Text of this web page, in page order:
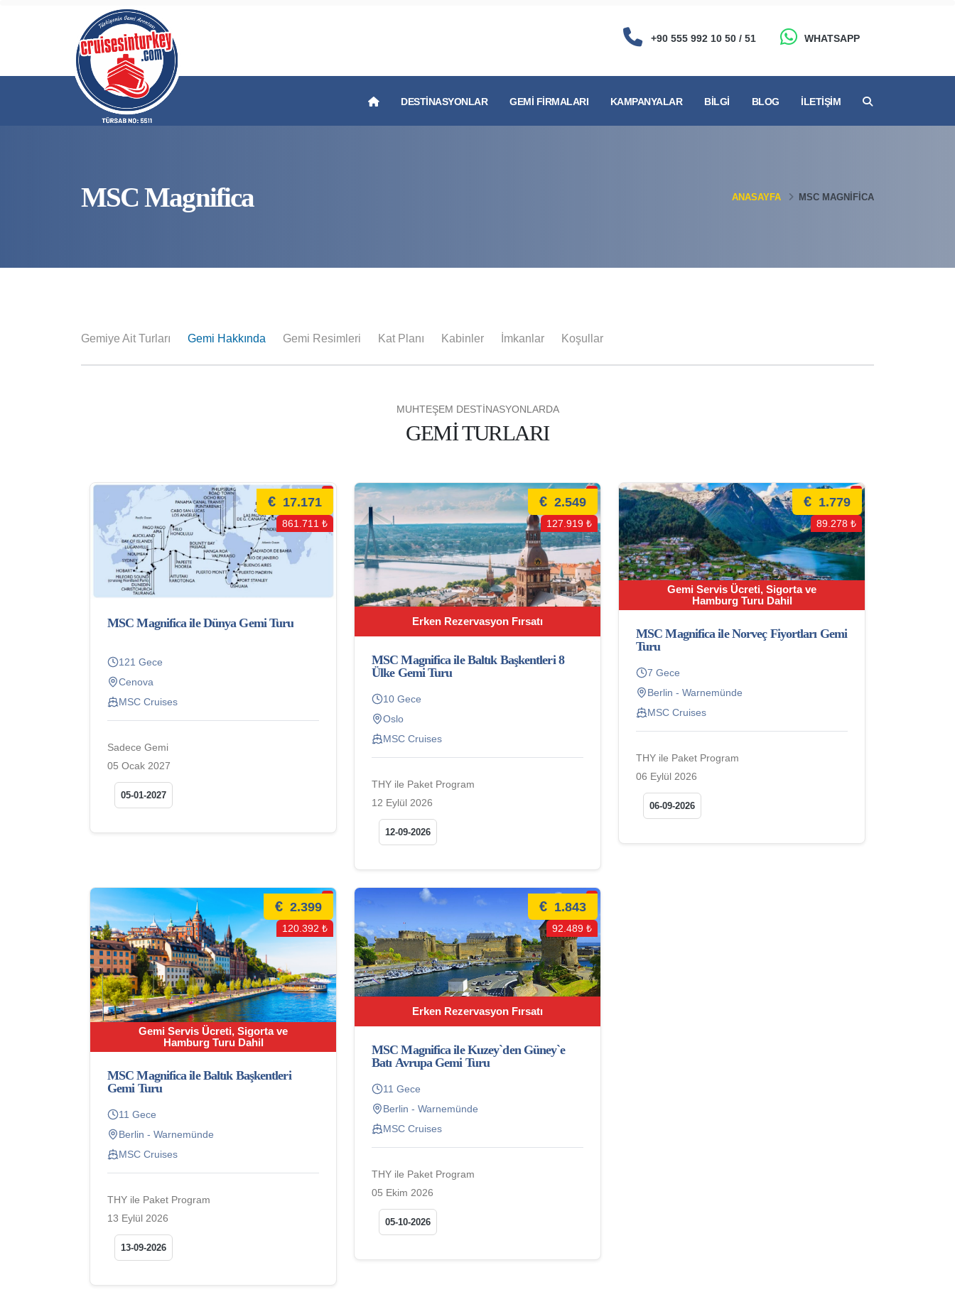
+90 555 992 10 50 / 51 WHATSAPP
DESTINASYONLAR GEMI FIRMALARI KAMPANYALAR BILGI BLOG İLETIŞIM
MSC Magnifica ANASAYFA MSC MAGNIFICA
Gemiye Ait Turları Gemi Hakkında Gemi Resimleri Kat Planı Kabinler İmkanlar Koşullar
MUHTEŞEM DESTİNASYONLARDA
GEMİ TURLARI
€ 17.171
861.711 ₺
MSC Magnifica ile Dünya Gemi Turu
121 Gece
Cenova
MSC Cruises
Sadece Gemi
05 Ocak 2027
05-01-2027
Erken Rezervasyon Fırsatı
€ 2.549
127.919 ₺
MSC Magnifica ile Baltık Başkentleri 8
Ülke Gemi Turu
10 Gece
Oslo
MSC Cruises
THY ile Paket Program
12 Eylül 2026
12-09-2026
Gemi Servis Ücreti, Sigorta ve
Hamburg Turu Dahil
€ 1.779
89.278 ₺
MSC Magnifica ile Norveç Fiyortları Gemi
Turu
7 Gece
Berlin - Warnemünde
MSC Cruises
THY ile Paket Program
06 Eylül 2026
06-09-2026
Gemi Servis Ücreti, Sigorta ve
Hamburg Turu Dahil
€ 2.399
120.392 ₺
MSC Magnifica ile Baltık Başkentleri
Gemi Turu
11 Gece
Berlin - Warnemünde
MSC Cruises
THY ile Paket Program
13 Eylül 2026
13-09-2026
Erken Rezervasyon Fırsatı
€ 1.843
92.489 ₺
MSC Magnifica ile Kuzey`den Güney`e
Batı Avrupa Gemi Turu
11 Gece
Berlin - Warnemünde
MSC Cruises
THY ile Paket Program
05 Ekim 2026
05-10-2026